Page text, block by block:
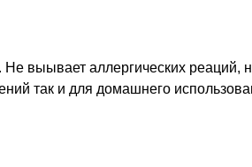
Не выывает аллергических реаций,
так и для домашнего